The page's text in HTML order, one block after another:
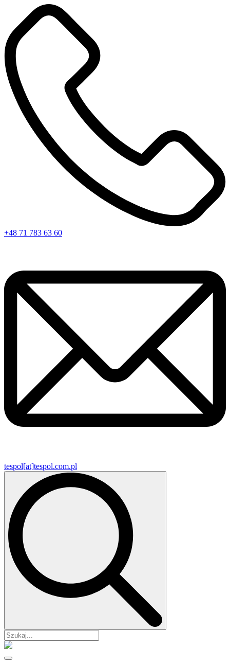
+48 71 783 63 60
tespol[at]tespol.com.pl
Search